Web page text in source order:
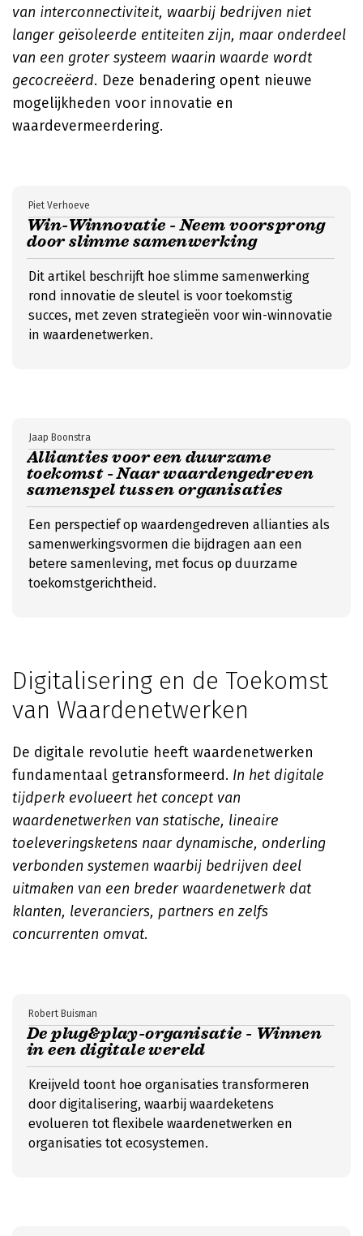
van interconnectiviteit, waarbij bedrijven niet
langer geïsoleerde entiteiten zijn, maar onderdeel
van een groter systeem waarin waarde wordt
gecocreëerd. Deze benadering opent nieuwe
mogelijkheden voor innovatie en
waardevermeerdering.
Win-Winnovatie - Neem voorsprong
door slimme samenwerking
Piet Verhoeve
Dit artikel beschrijft hoe slimme samenwerking
rond innovatie de sleutel is voor toekomstig
succes, met zeven strategieën voor win-winnovatie
in waardenetwerken.
Allianties voor een duurzame
toekomst - Naar waardengedreven
samenspel tussen organisaties
Jaap Boonstra
Een perspectief op waardengedreven allianties als
samenwerkingsvormen die bijdragen aan een
betere samenleving, met focus op duurzame
toekomstgerichtheid.
Digitalisering en de Toekomst
van Waardenetwerken
De digitale revolutie heeft waardenetwerken
fundamentaal getransformeerd. In het digitale
tijdperk evolueert het concept van
waardenetwerken van statische, lineaire
toeleveringsketens naar dynamische, onderling
verbonden systemen waarbij bedrijven deel
uitmaken van een breder waardenetwerk dat
klanten, leveranciers, partners en zelfs
concurrenten omvat.
De plug&play-organisatie - Winnen
in een digitale wereld
Robert Buisman
Kreijveld toont hoe organisaties transformeren
door digitalisering, waarbij waardeketens
evolueren tot flexibele waardenetwerken en
organisaties tot ecosystemen.